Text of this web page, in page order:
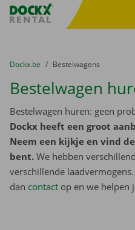
Fratello DEMO
U bevindt zich hier:
van
Dockx.be naar
Bestelwagens
Bestelwagen
Bestelwagen huren: geen
Dockx heeft een groot
Neem een kijkje en vind
bent. We hebben
verschillende
dan contact op en we helpen